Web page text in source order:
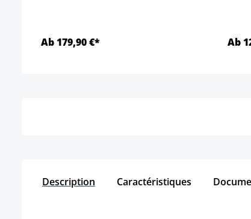
Ab 179,90 €* Ab
Description Caractéristiques